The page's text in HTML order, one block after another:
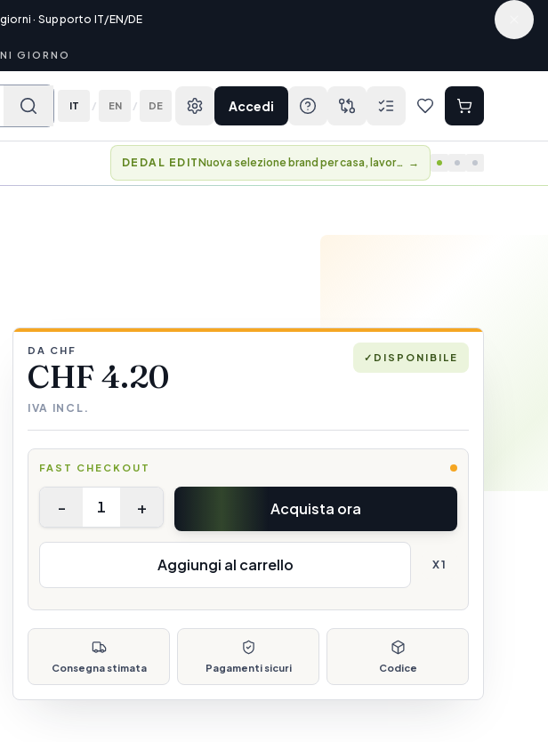
· Supporto IT/EN/DE
GIORNO
IT / EN / DE Accedi
MEMBER DAYS Vantaggi e accesso anticipato alle collezioni. →
DA CHF
CHF 4.20
IVA INCL.
✓ DISPONIBILE
FAST CHECKOUT
- 1 + Acquista ora
Aggiungi al carrello X1
Consegna stimata Pagamenti sicuri Codice